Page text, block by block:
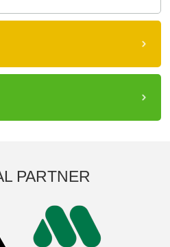
PARTNER